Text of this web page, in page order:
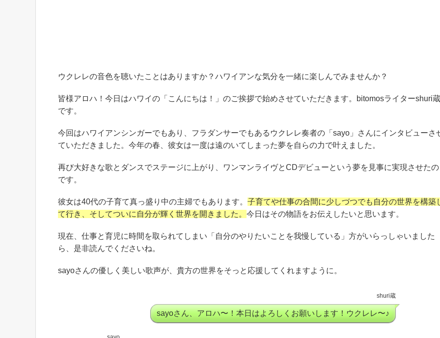
ウクレレの音色を聴いたことはありますか？ハワイアンな気分を一緒に楽しんでみませんか？
皆様アロハ！今日はハワイの「こんにちは！」のご挨拶で始めさせていただきます。bitomosライターshuri蔵
です。
今回はハワイアンシンガーでもあり、フラダンサーでもあるウクレレ奏者の「sayo」さんにインタビューさ
ていただきました。今年の春、彼女は一度は遠のいてしまった夢を自らの力で叶えました。
再び大好きな歌とダンスでステージに上がり、ワンマンライヴとCDデビューという夢を見事に実現させたの
です。
彼女は40代の子育て真っ盛り中の主婦でもあります。 子育てや仕事の合間に少しづつでも自分の世界を構築
て行き、そしてついに自分が輝く世界を開きました。 今日はその物語をお伝えしたいと思います。
現在、仕事と育児に時間を取られてしまい「自分のやりたいことを我慢している」方がいらっしゃいました
ら、是非読んでくださいね。
sayoさんの優しく美しい歌声が、貴方の世界をそっと応援してくれますように。
shuri蔵
sayoさん、アロハ〜！本日はよろしくお願いします！ウクレレ〜♪